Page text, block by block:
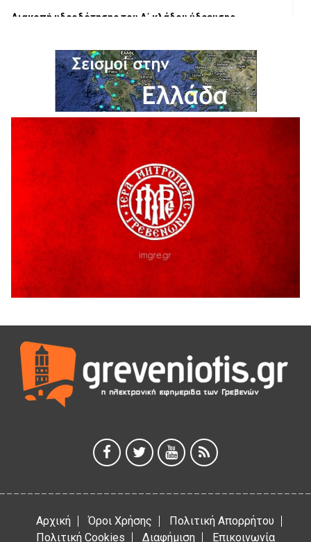
Διακοπή υδροδότησης του Α΄ κλάδου ύδρευσης
Η Marseaux στα Γρεβενά για μια μοναδική συναυλία
5 Αυγούστου 2026
Θερινό Σινεμά στο πλαίσιο του «Πολιτιστικού
Καλοκαιριού 2026» με την βραβευμένη ταινία «Μικρές
Ανάσες».
5 Αυγούστου 2026
Γρεβενά: Συνελήφθη 18χρονος αλλοδαπός, για κλοπή
εξοπλισμού γυμναστηρίου
ΑΗ ΛΑΟΣ | 5 Αυγούστου | Υπαίθριο Θέατρο “Καστράκι”,
41η Γιορτή Κρασιού στο Τρίκωμο – «Γιορτή Παράδοσης»
5 Αυγούστου 2026
ΕΥΧΑΡΙΣΤΙΕΣ Φυσιολατρικού Συλλόγου Γρεβενών
4 Αυγούστου 2026
Έκτακτη χρηματοδότηση 400.000€ για επιπλέον εργασίες
Αρχική Όροι Χρήσης
Πολιτική Απορρήτου
Πολιτική Cookies
Διαφήμιση Επικοινωνία